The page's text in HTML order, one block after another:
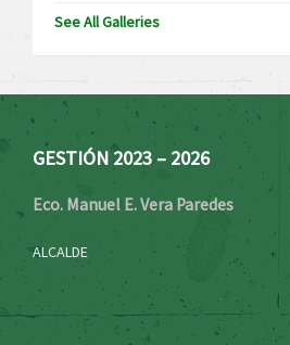
See All Galleries
GESTIÓN 2023 – 2026
Eco. Manuel E. Vera Paredes
ALCALDE